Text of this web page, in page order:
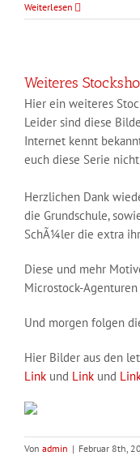
Weiterlesen
Weiteres
Hier ein weiteres
Leider sind diese
Internet kennt
euch diese Serie
Herzlichen Dank
die Grundschule,
SchÃ¼ler die extra
Diese und mehr
Microstock-
Und morgen folgen
Hier Bilder aus den
Link und Link und
Von admin | Februar 8th,